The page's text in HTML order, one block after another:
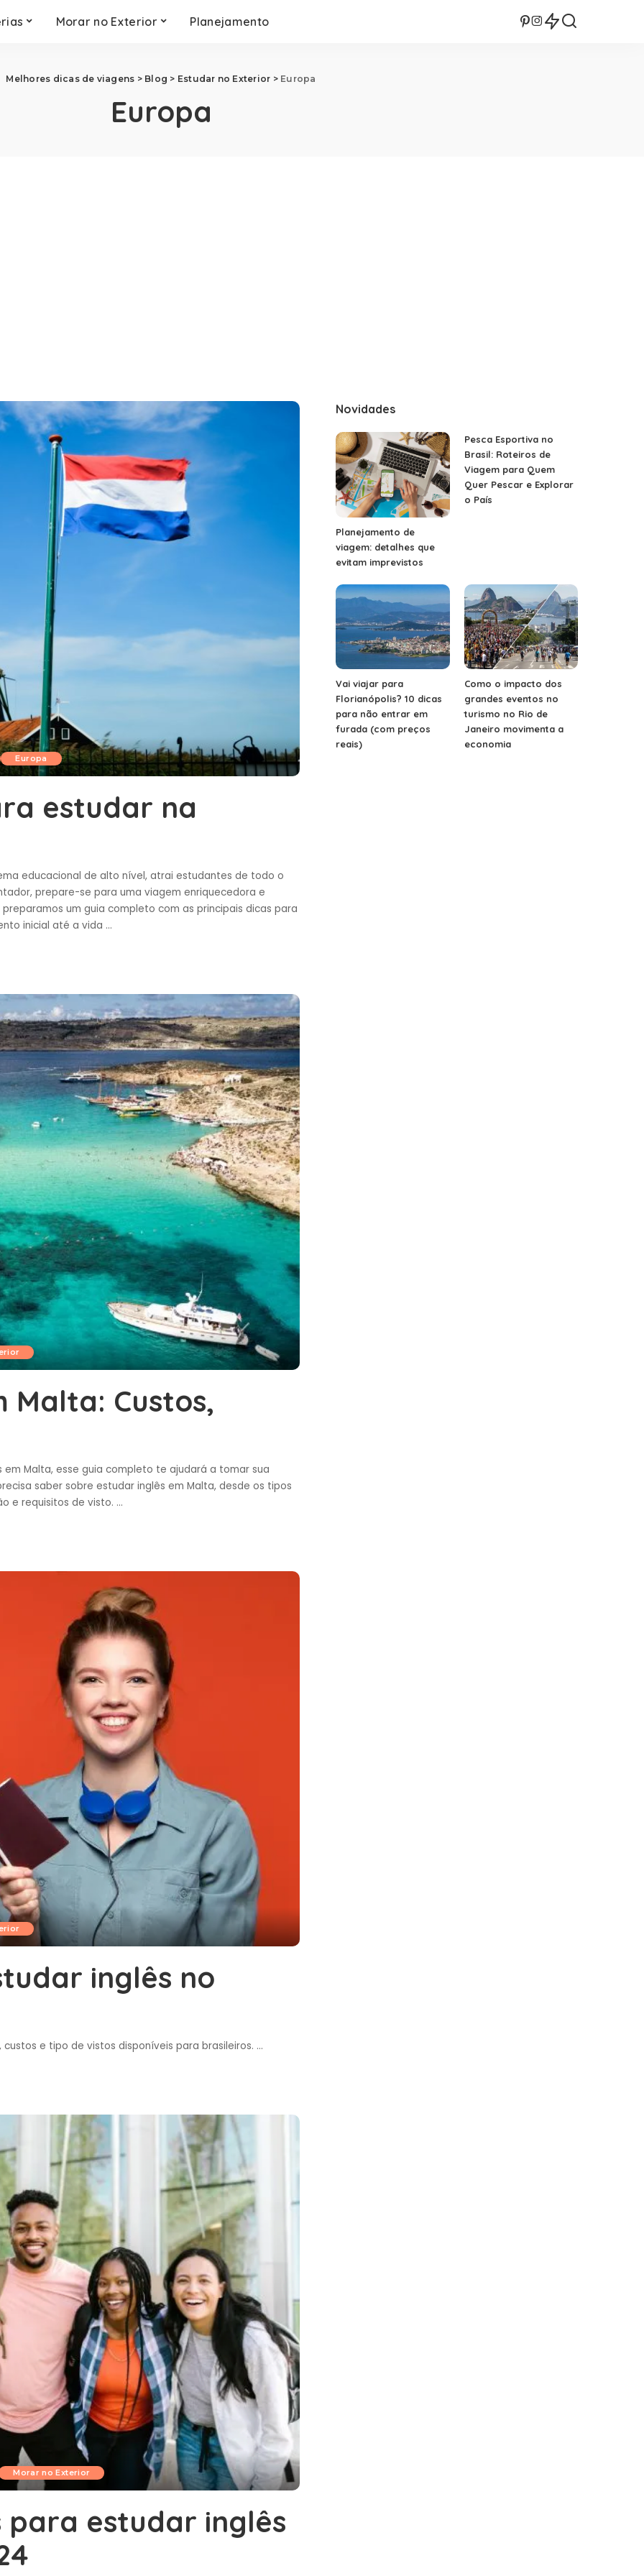
Morar no Exterior Planejamento
Melhores dicas de viagens > Blog > Estudar no Exterior > Europa
Europa
Europa
estudar na
educacional de alto nível, atrai estudantes de todo o
prepare-se para uma viagem enriquecedora e
um guia completo com as principais dicas para
inicial até a vida ...
Malta: Custos,
Malta, esse guia completo te ajudará a tomar sua
saber sobre estudar inglês em Malta, desde os tipos
e requisitos de visto. ...
inglês no
custos e tipo de vistos disponíveis para brasileiros. ...
Morar no Exterior
para estudar inglês
Novidades
Planejamento de
viagem: detalhes que
evitam imprevistos
Pesca Esportiva no
Brasil: Roteiros de
Viagem para Quem
Quer Pescar e Explorar
o País
Vai viajar para
Florianópolis? 10 dicas
para não entrar em
furada (com preços
reais)
Como o impacto dos
grandes eventos no
turismo no Rio de
Janeiro movimenta a
economia